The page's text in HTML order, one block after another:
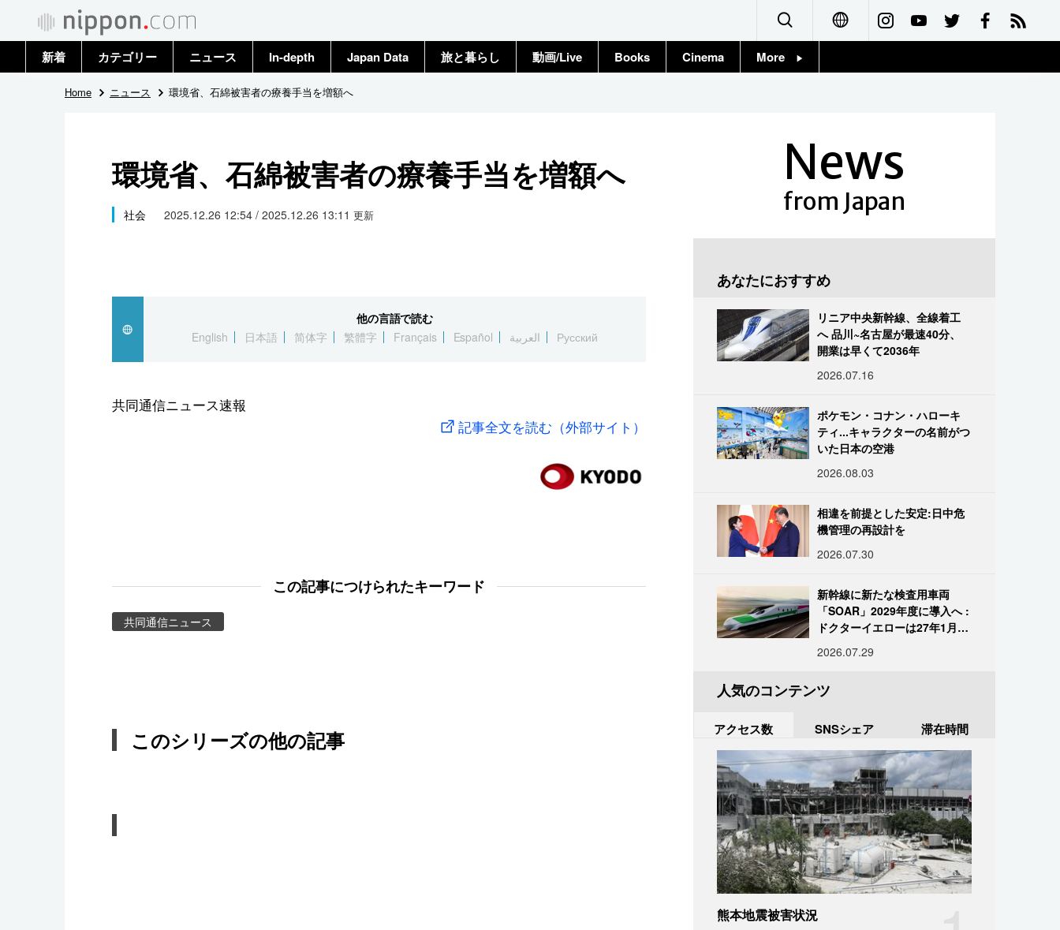
Français
新着 カテゴリー
政治・外交
国際
科学・技術
暮らし
ニュース
トップ
In-depth Japan Data 旅と暮らし 動画/Live Books Cinema More
Home ニュース 環境省、石綿被害者の療養手当を増額へ
環境省、石綿被害者の療養手当を増額へ
社会 2025.12.26 12:54 / 2025.12.26 13:11 更新
他の言語で読む
English
日本語 简体字 繁體字 Français Español العربية Русский
共同通信ニュース速報
記事全文を読む（外部サイト）
この記事につけられたキーワード
共同通信ニュース
このシリーズの他の記事
News
from Japan
あなたにおすすめ
リニア中央新幹線、全線着工
へ 品川~名古屋が最速40分、
開業は早くて2036年
2026.07.16
ポケモン・コナン・ハローキ
ティ...キャラクターの名前がつ
いた日本の空港
2026.08.03
相違を前提とした安定:日中危
機管理の再設計を
2026.07.30
新幹線に新たな検査用車両
「SOAR」2029年度に導入へ :
ドクターイエローは27年1月に
2026.07.29
人気のコンテンツ
アクセス数 SNSシェア 滞在時間
熊本地震被害状況